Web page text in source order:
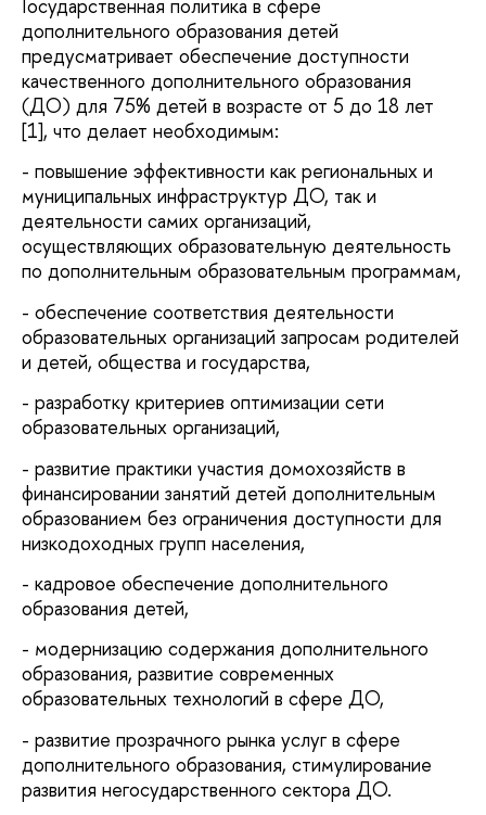
Государственная политика в сфере
дополнительного образования детей
предусматривает обеспечение доступности
качественного дополнительного образования
(ДО) для 75% детей в возрасте от 5 до 18 лет
[1], что делает необходимым:
- повышение эффективности как региональных и
муниципальных инфраструктур ДО, так и
деятельности самих организаций,
осуществляющих образовательную деятельность
по дополнительным образовательным программам,
- обеспечение соответствия деятельности
образовательных организаций запросам родителей
и детей, общества и государства,
- разработку критериев оптимизации сети
образовательных организаций,
- развитие практики участия домохозяйств в
финансировании занятий детей дополнительным
образованием без ограничения доступности для
низкодоходных групп населения,
- кадровое обеспечение дополнительного
образования детей,
- модернизацию содержания дополнительного
образования, развитие современных
образовательных технологий в сфере ДО,
- развитие прозрачного рынка услуг в сфере
дополнительного образования, стимулирование
развития негосударственного сектора ДО.